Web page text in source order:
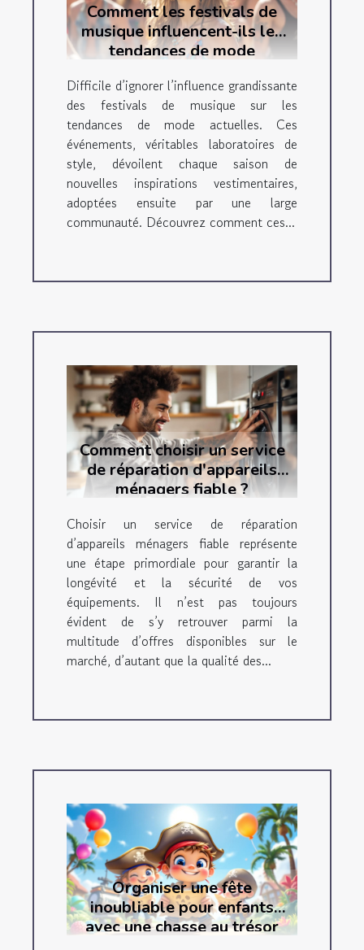
Comment les festivals de
musique influencent-ils les
tendances de mode
Difficile d’ignorer l’influence grandissante
des festivals de musique sur les
tendances de mode actuelles. Ces
événements, véritables laboratoires de
style, dévoilent chaque saison de
nouvelles inspirations vestimentaires,
adoptées ensuite par une large
communauté. Découvrez comment ces...
Comment choisir un service
de réparation d'appareils
ménagers fiable ?
Choisir un service de réparation
d’appareils ménagers fiable représente
une étape primordiale pour garantir la
longévité et la sécurité de vos
équipements. Il n’est pas toujours
évident de s’y retrouver parmi la
multitude d’offres disponibles sur le
marché, d’autant que la qualité des...
Organiser une fête
inoubliable pour enfants
avec une chasse au trésor